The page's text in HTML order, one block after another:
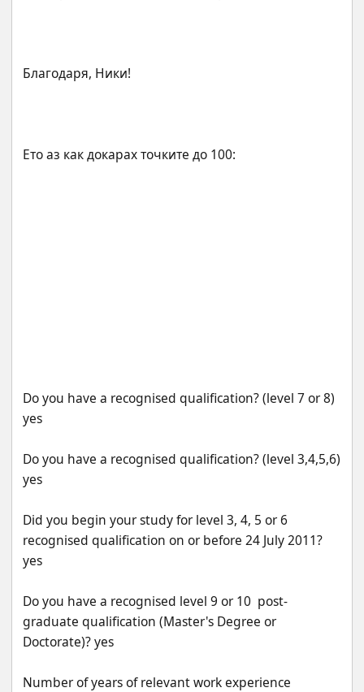
Do you have a recognised qualification? (level 7 or 8)
Do you have a recognised qualification? (level 3,4,5,6)
Did you begin your study for level 3, 4, 5 or 6
recognised qualification on or before 24 July 2011?
Do you have a recognised level 9 or 10  post-
graduate qualification (Master's Degree or
Number of years of relevant work experience